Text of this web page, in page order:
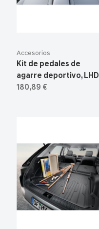
Accesorios
Kit de pedales de
agarre deportivo, LHD
180,89 €